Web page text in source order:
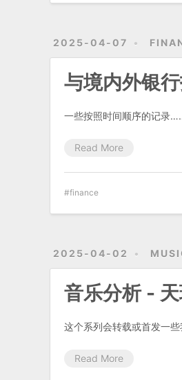
2025-04-07
与境内外银
一些按照时间顺序的记录
Read More
finance
2025-04-02
音乐分析 -
这个系列会转载或首发一
Read More